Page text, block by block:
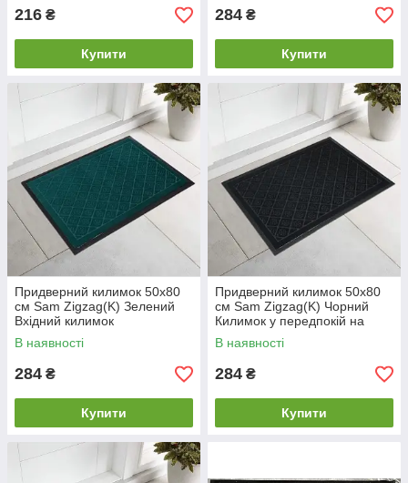
216 ₴
Купити
284 ₴
Купити
Придверний килимок 50х80
см Sam Zigzag(K) Зелений
Вхідний килимок
Брудозахисний килимок у
передпокій
В наявності
284 ₴
Купити
Придверний килимок 50х80
см Sam Zigzag(K) Чорний
Килимок у передпокій на
гумовій основі
Непромокальний килимок у
В наявності
284 ₴
Купити